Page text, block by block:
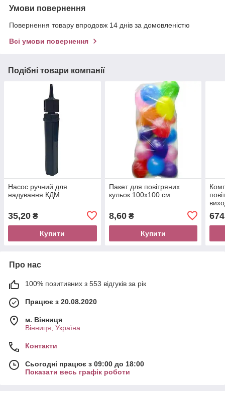
Умови повернення
Повернення товару впродовж 14 днів за домовленістю
Всі умови повернення
Подібні товари компанії
Насос ручний для
надування КДМ
35,20 ₴
Купити
Пакет для повітряних
кульок 100х100 см
8,60₴
Купити
Про нас
100% позитивних з 553 відгуків за рік
Працює з 20.08.2020
м. Вінниця
Вінниця, Україна
Контакти
Сьогодні працює з 09:00 до 18:00
Показати весь графік роботи